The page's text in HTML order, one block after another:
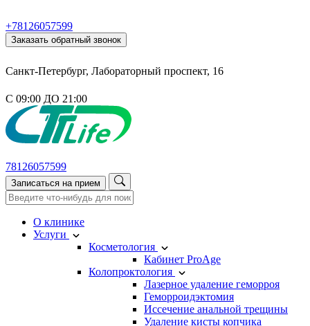
+78126057599
Заказать обратный звонок
Санкт-Петербург, Лабораторный проспект, 16
С 09:00 ДО 21:00
78126057599
Записаться на прием
О клинике
Услуги
Косметология
Кабинет ProAge
Колопроктология
Лазерное удаление геморроя
Геморроидэктомия
Иссечение анальной трещины
Удаление кисты копчика